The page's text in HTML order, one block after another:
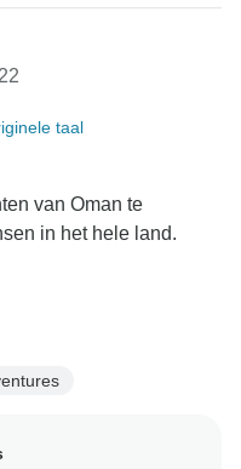
taal
van Oman te
in het hele land.